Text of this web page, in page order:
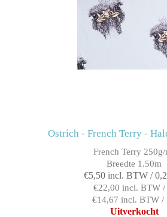
Ostrich - French Terry -
French Terry 250g/
Breedte 1.50m
€5,50 incl. BTW /
€22,00 incl. BTW /
€14,67 incl. BTW /
Uitverkocht